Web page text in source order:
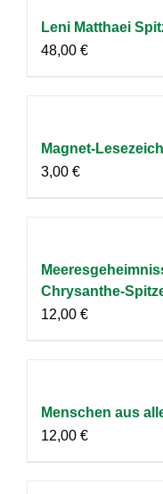
Leni Matthaei
48,00 €
Magnet-
3,00 €
Chrysanthe-
12,00 €
Menschen aus
12,00 €